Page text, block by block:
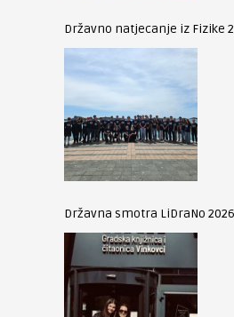
Državno natjecanje iz Fizike
Državna smotra LiDraNo